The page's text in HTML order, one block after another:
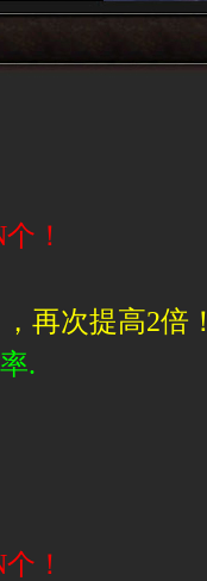
！
再次提高2倍！
.
！